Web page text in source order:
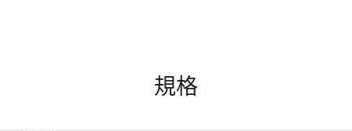
規格